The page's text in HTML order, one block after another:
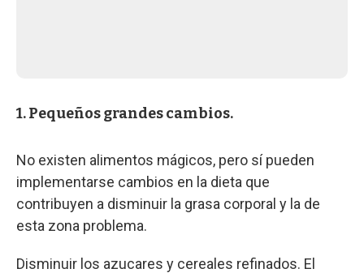
1. Pequeños grandes cambios.
No existen alimentos mágicos, pero sí pueden
implementarse cambios en la dieta que
contribuyen a disminuir la grasa corporal y la de
esta zona problema.
Disminuir los azucares y cereales refinados. El